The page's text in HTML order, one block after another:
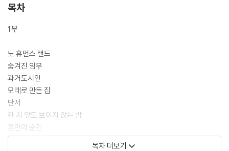
목차
1부
노 휴먼스 랜드
숨겨진 임무
과거도시인
모래로 만든 집
단서
한 치 앞도 보이지 않는 밤
혼란의 순간
말할 수 없는
목차 더보기